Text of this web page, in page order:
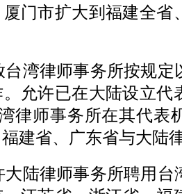
门市扩大到福建全省
律师事务所按规定
允许已在大陆设立代
律师事务所在其代表
建省、广东省与大陆
律师事务所聘用台